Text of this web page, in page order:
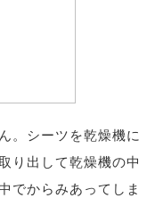
。シーツを乾燥機に
り出して乾燥機の中
でからみあってしま